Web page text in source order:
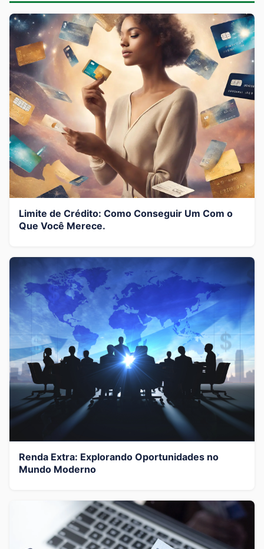
Limite de Crédito: Como Conseguir Um Com o
Que Você Merece.
Renda Extra: Explorando Oportunidades no
Mundo Moderno